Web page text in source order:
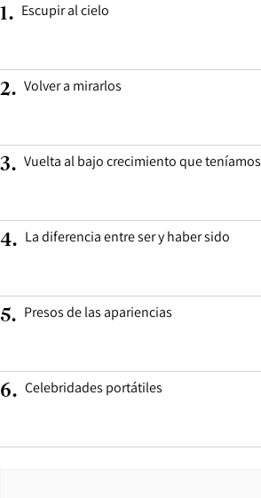
1. Escupir al cielo
2. Volver a mirarlos
3. Vuelta al bajo crecimiento que teníamos
4. La diferencia entre ser y haber sido
5. Presos de las apariencias
6. Celebridades portátiles